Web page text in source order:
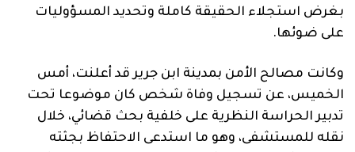
بغرض استجلاء الحقيقة كاملة وتحديد المسؤوليات
على ضوئها.
وكانت مصالح الأمن بمدينة ابن جرير قد أعلنت، أمس
الخميس، عن تسجيل وفاة شخص كان موضوعا تحت
تدبير الحراسة النظرية على خلفية بحث قضائي، خلال
نقله للمستشفى، وهو ما استدعى الاحتفاظ بجثته